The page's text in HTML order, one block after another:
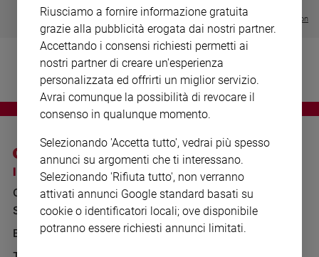
Società
Ambiente
Creato
Volontariato
Visualizza tutte le collection
I SITI SAN PAOLO
GRUPPO EDITORIALE
SAN PAOLO
BENESSERE
NOTE LEGALI
PRIVACY POLICY
INFORMATIVA
WHISTLEBLOWING
Riusciamo a fornire informazione gratuita
grazie alla pubblicità erogata dai nostri partner.
Accettando i consensi richiesti permetti ai
nostri partner di creare un'esperienza
personalizzata ed offrirti un miglior servizio.
Avrai comunque la possibilità di revocare il
consenso in qualunque momento.
Selezionando 'Accetta tutto', vedrai più spesso
annunci su argomenti che ti interessano.
Selezionando 'Rifiuta tutto', non verranno
attivati annunci Google standard basati su
cookie o identificatori locali; ove disponibile
potranno essere richiesti annunci limitati.